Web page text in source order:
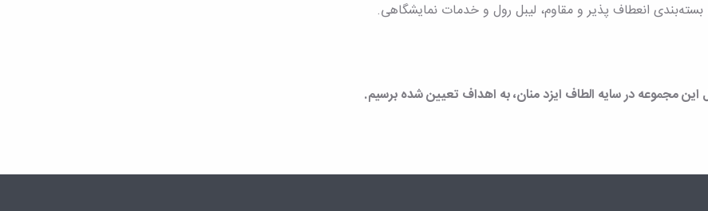
انعطاف پذیر و مقاوم، لیبل رول و خدمات نمایشگاهی.
مجموعه در سایه الطاف ایزد منان، به اهداف تعیین شده برسیم.